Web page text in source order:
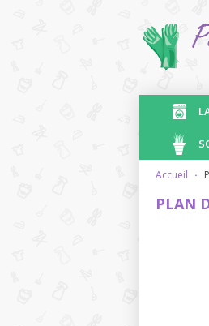
accueil ·
PLAN